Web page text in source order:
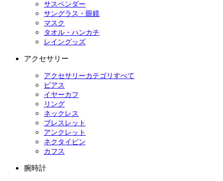
サスペンダー
サングラス・眼鏡
マスク
タオル・ハンカチ
レイングッズ
アクセサリー
アクセサリーカテゴリすべて
ピアス
イヤーカフ
リング
ネックレス
ブレスレット
アンクレット
ネクタイピン
カフス
腕時計